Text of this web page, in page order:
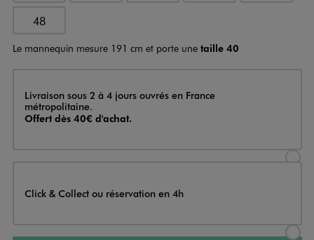
48
Le mannequin mesure 191 cm et porte une taille 40
Livraison
Livraison sous 2 à 4 jours ouvrés en France
métropolitaine.
Offert dès 40€ d'achat.
Click & Collect ou réservation en 4h